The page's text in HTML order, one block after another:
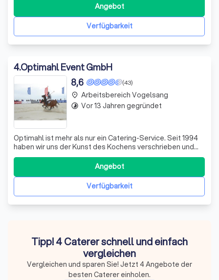
Sitz in Berlin, sind wir stolz darauf, unseren Kunden ein
unvergessliches kulinarisches Erlebnis zu bieten. Unsere
Spezialität li
Verfügbarkeit
Angebot
4.Optimahl Event GmbH
(43)
8,6
Optimahl ist mehr als nur ein Catering-Service. Seit 1994
haben wir uns der Kunst des Kochens verschrieben und
bieten unseren Kunden ein unvergessliches kulinarisches
Erlebnis. Unser Team aus erfahrenen Köchen und
Eventplanern setzt Ihre individuellen Wünsche mit
Leidenschaft und Detailverliebtheit
Verfügbarkeit
Angebot
place Arbeitsbereich Vogelsang
timelapse Vor 13 Jahren gegründet
Tipp! 4 Caterer schnell und einfach
vergleichen
Vergleichen und sparen Sie! Jetzt 4 Angebote der
besten Caterer einholen.